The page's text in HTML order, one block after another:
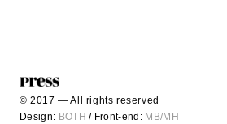
Design: BOTH / Front-end: MB/MH
© 2017 — All rights reserved